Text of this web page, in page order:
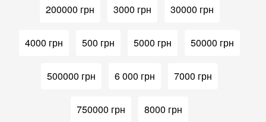
200000 грн 3000 грн 30000 грн
4000 грн 500 грн 5000 грн 50000 грн
500000 грн 6 000 грн 7000 грн
750000 грн 8000 грн